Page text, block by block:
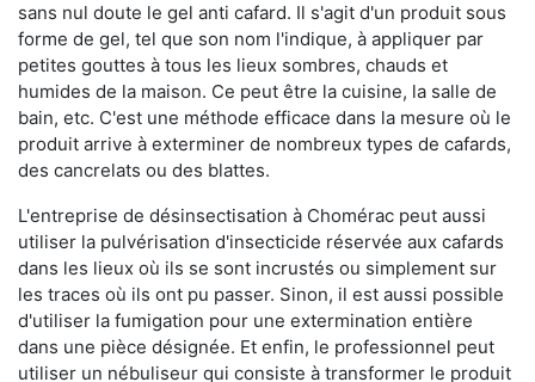
sans nul doute le gel anti cafard. Il s'agit d'un produit sous
forme de gel, tel que son nom l'indique, à appliquer par
petites gouttes à tous les lieux sombres, chauds et
humides de la maison. Ce peut être la cuisine, la salle de
bain, etc. C'est une méthode efficace dans la mesure où le
produit arrive à exterminer de nombreux types de cafards,
des cancrelats ou des blattes.
L'entreprise de désinsectisation à Chomérac peut aussi
utiliser la pulvérisation d'insecticide réservée aux cafards
dans les lieux où ils se sont incrustés ou simplement sur
les traces où ils ont pu passer. Sinon, il est aussi possible
d'utiliser la fumigation pour une extermination entière
dans une pièce désignée. Et enfin, le professionnel peut
utiliser un nébuliseur qui consiste à transformer le produit